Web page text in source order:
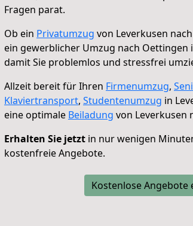
Fragen parat.
Ob ein Privatumzug von Leverkusen
ein gewerblicher Umzug nach Oettingen
damit Sie problemlos und stressfrei
Allzeit bereit für Ihren Firmenumzug,
Klaviertransport, Studentenumzug in
eine optimale Beiladung von Leverkusen
Erhalten Sie jetzt in nur wenigen
kostenfreie Angebote.
Kostenlose Angebote